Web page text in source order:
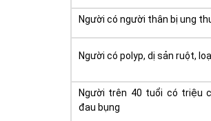
Người có người thân bị ung
Người có polyp, dị sản ruột,
Người trên 40 tuổi có triệu
đau bụng